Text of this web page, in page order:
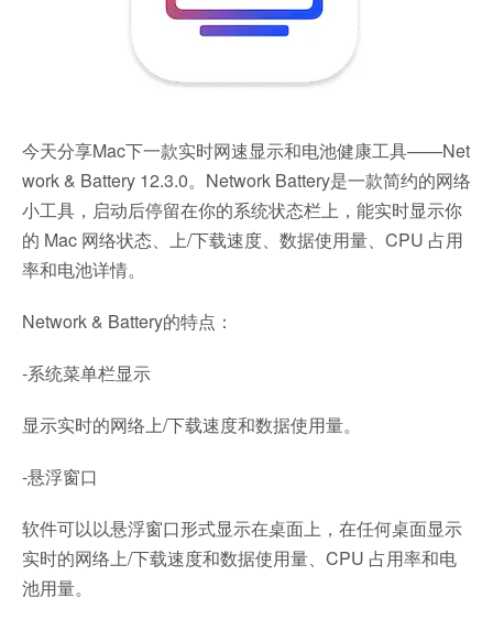
今天分享Mac下一款实时网速显示和电池健康工具——Net
work & Battery 12.3.0。Network Battery是一款简约的网络
小工具，启动后停留在你的系统状态栏上，能实时显示你
的 Mac 网络状态、上/下载速度、数据使用量、CPU 占用
率和电池详情。
Network & Battery的特点：
-系统菜单栏显示
显示实时的网络上/下载速度和数据使用量。
-悬浮窗口
软件可以以悬浮窗口形式显示在桌面上，在任何桌面显示
实时的网络上/下载速度和数据使用量、CPU 占用率和电
池用量。